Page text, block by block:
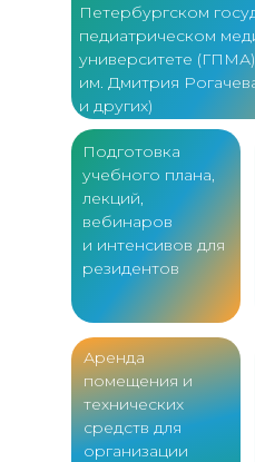
Подготовка
учебного плана,
лекций,
вебинаров
и интенсивов для
резидентов
Петербургском
педиатрическом
университете
им. Дмитрия
и других)
Аренда
помещения и
технических
средств для
организации